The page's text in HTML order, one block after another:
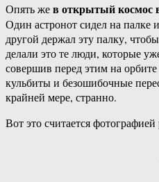
Опять жев открытый космос
Один астронот сидел на палке
другой держал эту палку,
делали это те люди, которые
совершив перед этим на
кульбиты и безошибочные
крайней мере, странно.
Вот это считается